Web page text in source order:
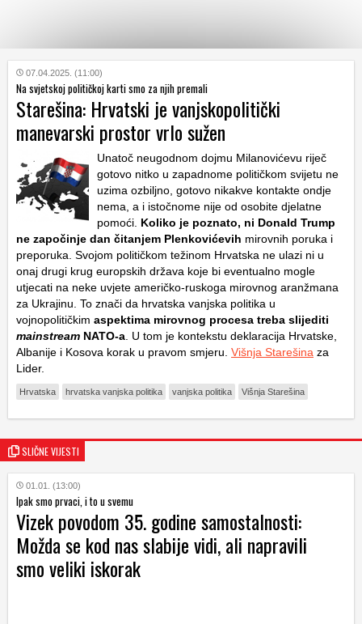
KATEGORIJE
HRVATSKI
WEB
07.04.2025. (11:00)
Na svjetskoj političkoj karti smo za njih premali
Starešina: Hrvatski je vanjskopolitički
manevarski prostor vrlo sužen
Unatoč neugodnom dojmu Milanovićevu riječ
gotovo nitko u zapadnome političkom svijetu ne
uzima ozbiljno, gotovo nikakve kontakte ondje
nema, a i istočnome nije od osobite djelatne
pomoći. Koliko je poznato, ni Donald Trump
ne započinje dan čitanjem Plenkovićevih mirovnih poruka i
preporuka. Svojom političkom težinom Hrvatska ne ulazi ni u
onaj drugi krug europskih država koje bi eventualno mogle
utjecati na neke uvjete američko-ruskoga mirovnog aranžmana
za Ukrajinu. To znači da hrvatska vanjska politika u
vojnopolitičkim aspektima mirovnog procesa treba slijediti
mainstream NATO-a . U tom je kontekstu deklaracija Hrvatske,
Albanije i Kosova korak u pravom smjeru. Višnja Starešina za
Lider.
Hrvatska hrvatska vanjska politika vanjska politika Višnja Starešina
SLIČNE VIJESTI
01.01. (13:00)
Ipak smo prvaci, i to u svemu
Vizek povodom 35. godine samostalnosti:
Možda se kod nas slabije vidi, ali napravili
smo veliki iskorak